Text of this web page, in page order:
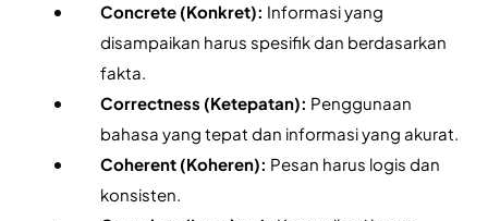
Concrete (Konkret): Informasi yang
disampaikan harus spesifik dan berdasarkan
fakta.
Correctness (Ketepatan): Penggunaan
bahasa yang tepat dan informasi yang akurat.
Coherent (Koheren): Pesan harus logis dan
konsisten.